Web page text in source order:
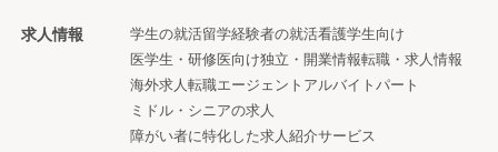
求人情報 学生の就活留学経験者の就活看護学生向け
医学生・研修医向け独立・開業情報転職・求人情報
海外求人転職エージェント アルバイト パート
ミドル・シニアの求人
障がい者に特化した求人紹介サービス